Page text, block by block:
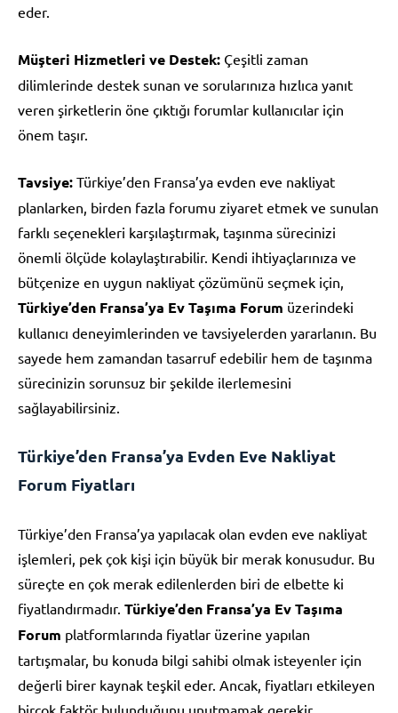
eder.
Müşteri Hizmetleri ve Destek: Çeşitli zaman
dilimlerinde destek sunan ve sorularınıza hızlıca yanıt
veren şirketlerin öne çıktığı forumlar kullanıcılar için
önem taşır.
Tavsiye: Türkiye’den Fransa’ya evden eve nakliyat
planlarken, birden fazla forumu ziyaret etmek ve sunulan
farklı seçenekleri karşılaştırmak, taşınma sürecinizi
önemli ölçüde kolaylaştırabilir. Kendi ihtiyaçlarınıza ve
bütçenize en uygun nakliyat çözümünü seçmek için,
Türkiye’den Fransa’ya Ev Taşıma Forum üzerindeki
kullanıcı deneyimlerinden ve tavsiyelerden yararlanın. Bu
sayede hem zamandan tasarruf edebilir hem de taşınma
sürecinizin sorunsuz bir şekilde ilerlemesini
sağlayabilirsiniz.
Türkiye’den Fransa’ya Evden Eve Nakliyat
Forum Fiyatları
Türkiye’den Fransa’ya yapılacak olan evden eve nakliyat
işlemleri, pek çok kişi için büyük bir merak konusudur. Bu
süreçte en çok merak edilenlerden biri de elbette ki
fiyatlandırmadır. Türkiye’den Fransa’ya Ev Taşıma
Forum platformlarında fiyatlar üzerine yapılan
tartışmalar, bu konuda bilgi sahibi olmak isteyenler için
değerli birer kaynak teşkil eder. Ancak, fiyatları etkileyen
birçok faktör bulunduğunu unutmamak gerekir.